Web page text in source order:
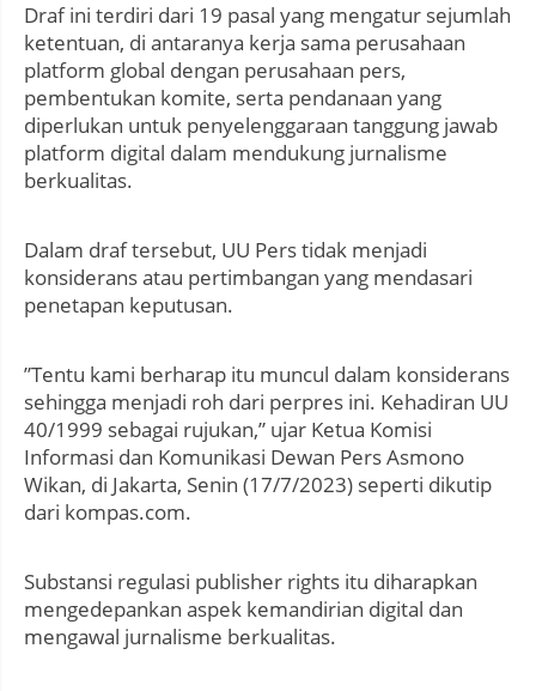
Draf ini terdiri dari 19 pasal yang mengatur sejumlah
ketentuan, di antaranya kerja sama perusahaan
platform global dengan perusahaan pers,
pembentukan komite, serta pendanaan yang
diperlukan untuk penyelenggaraan tanggung jawab
platform digital dalam mendukung jurnalisme
berkualitas.
Dalam draf tersebut, UU Pers tidak menjadi
konsiderans atau pertimbangan yang mendasari
penetapan keputusan.
”Tentu kami berharap itu muncul dalam konsiderans
sehingga menjadi roh dari perpres ini. Kehadiran UU
40/1999 sebagai rujukan,” ujar Ketua Komisi
Informasi dan Komunikasi Dewan Pers Asmono
Wikan, di Jakarta, Senin (17/7/2023) seperti dikutip
dari kompas.com.
Substansi regulasi publisher rights itu diharapkan
mengedepankan aspek kemandirian digital dan
mengawal jurnalisme berkualitas.